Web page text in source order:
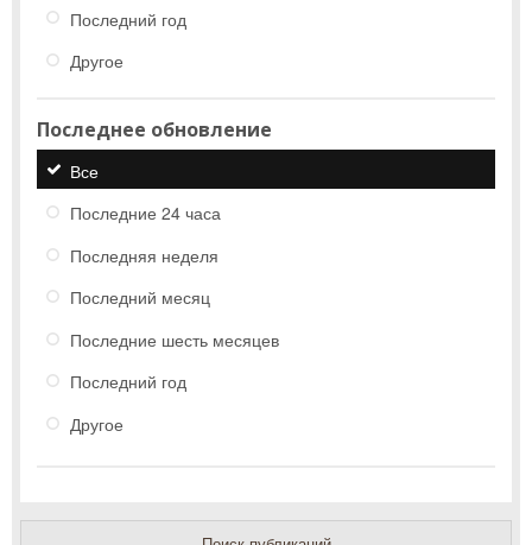
Последний год
Другое
Последнее обновление
Все
Последние 24 часа
Последняя неделя
Последний месяц
Последние шесть месяцев
Последний год
Другое